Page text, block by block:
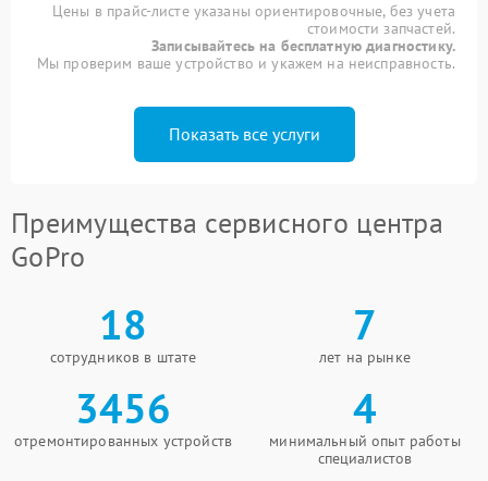
Цены в прайс-листе указаны ориентировочные, без учета
стоимости запчастей.
Записывайтесь на бесплатную диагностику.
Мы проверим ваше устройство и укажем на неисправность.
Показать все услуги
Преимущества сервисного центра
GoPro
18
сотрудников в штате
7
лет на рынке
3456
отремонтированных устройств
4
минимальный опыт работы
специалистов